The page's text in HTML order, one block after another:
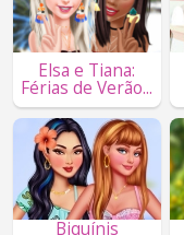
Elsa e Tiana:
Férias de Verão...
Biquínis